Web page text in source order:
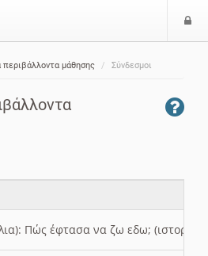
περιβάλλοντα μάθησης Σύνδεσμοι
Πώς έφτασα να ζω εδω; (ιστορια)